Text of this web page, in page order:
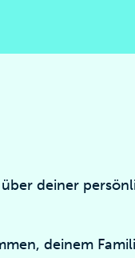
deiner
deinem